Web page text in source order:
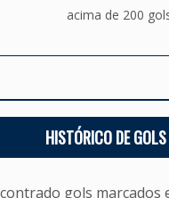
acima de 200
HISTÓRICO DE GOLS
gols marcados